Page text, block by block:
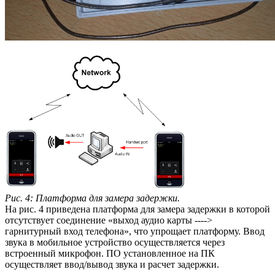
Рис. 4: Платформа для замера задержки.
На рис. 4 приведена платформа для замера задержки в которой
отсутствует соединение «выход аудио карты ---->
гарнитурный вход телефона», что упрощает платформу. Ввод
звука в мобильное устройство осуществляется через
встроенный микрофон. ПО установленное на ПК
осуществляет ввод/вывод звука и расчет задержки.